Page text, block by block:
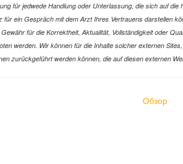
für jedwede Handlung oder Unterlassung, die sich auf
ein Gespräch mit dem Arzt Ihres Vertrauens darstellen
für die Korrektheit, Aktualität, Vollständigkeit oder
werden. Wir können für die Inhalte solcher externen
zurückgeführt werden können, die auf diesen externen
Обзор